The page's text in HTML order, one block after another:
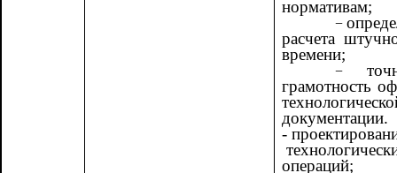
нормативам;
расчета
времени;
грамотность
документации.
-
операций;